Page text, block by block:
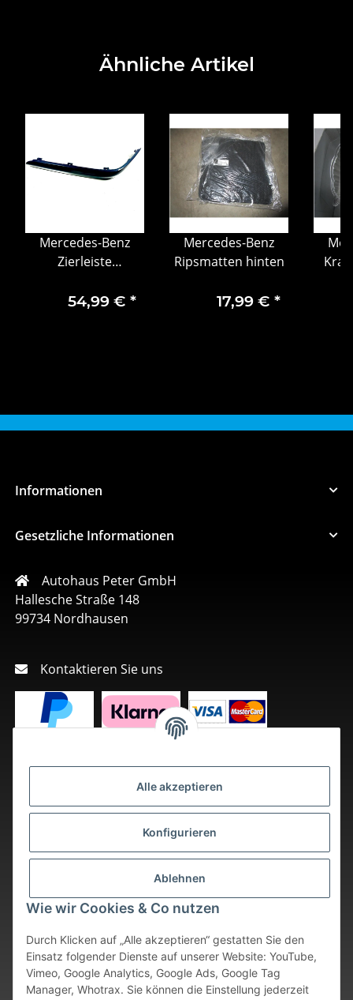
Alle akzeptieren
Konfigurieren
Ablehnen
Wie wir Cookies & Co nutzen
Durch Klicken auf „Alle akzeptieren“ gestatten Sie den
Einsatz folgender Dienste auf unserer Website: YouTube,
Vimeo, Google Analytics, Google Ads, Google Tag
Manager, Whotrax. Sie können die Einstellung jederzeit
Ähnliche Artikel
Mercedes-Benz
Zierleiste
links
54,99 € *
Mercedes-Benz
Ripsmatten hinten
17,99 € *
Informationen
Gesetzliche Informationen
Autohaus Peter GmbH
Hallesche Straße 148
99734 Nordhausen
Kontaktieren Sie uns
Vertrag widerrufen